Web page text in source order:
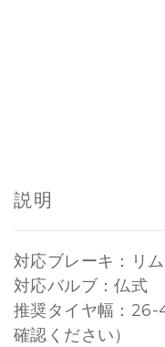
説明
対応ブレーキ：リ
対応バルブ：仏式
推奨タイヤ幅：26-
確認ください）